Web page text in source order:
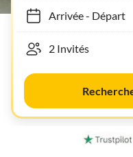
Arrivée- Départ